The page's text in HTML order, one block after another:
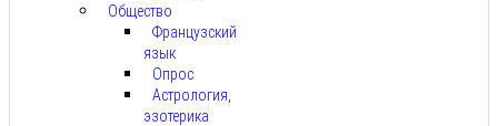
Общество
Французский
язык
Опрос
Астрология,
эзотерика